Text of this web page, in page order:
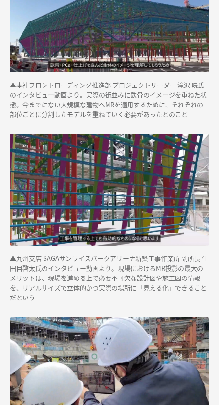
▲本社フロントローディング推進部 プロジェクトリーダー 滝沢 暁氏
のインタビュー動画より。実際の街並みに鉄骨のイメージを重ねた状
態。今までにない大規模な建物へMRを適用するために、それぞれの
部位ごとに分割したモデルを重ねていく必要があったとのこと
▲九州支店 SAGAサンライズパークアリーナ新築工事作業所 副所長 生
田目啓太氏のインタビュー動画より。現場におけるMR投影の最大の
メリットは、現場を進める上で必要不可欠な設計図や施工図の情報
を、リアルサイズで立体的かつ実際の場所に「見える化」できること
だという